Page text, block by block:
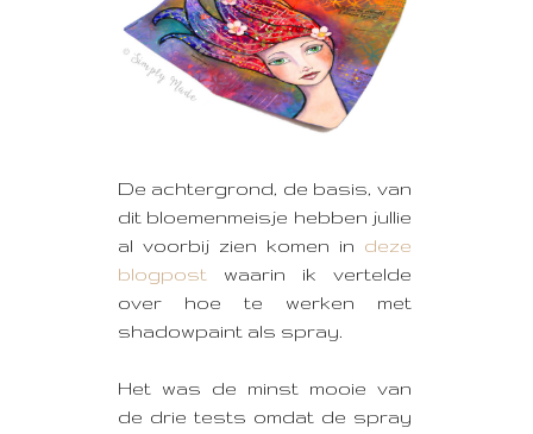
De achtergrond, de basis, van
dit bloemenmeisje hebben jullie
al voorbij zien komen in deze
blogpost waarin ik vertelde
over hoe te werken met
shadowpaint als spray.
Het was de minst mooie van
de drie tests omdat de spray